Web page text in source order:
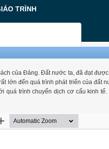
TRÌNH
của Đảng. Đất nước ta, đã đạt
lớn đến quá trình phát triển của đất
trình chuyển dịch cơ cấu kinh